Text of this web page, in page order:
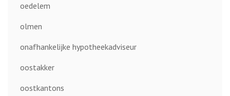
oedelem
olmen
onafhankelijke hypotheekadviseur
oostakker
oostkantons